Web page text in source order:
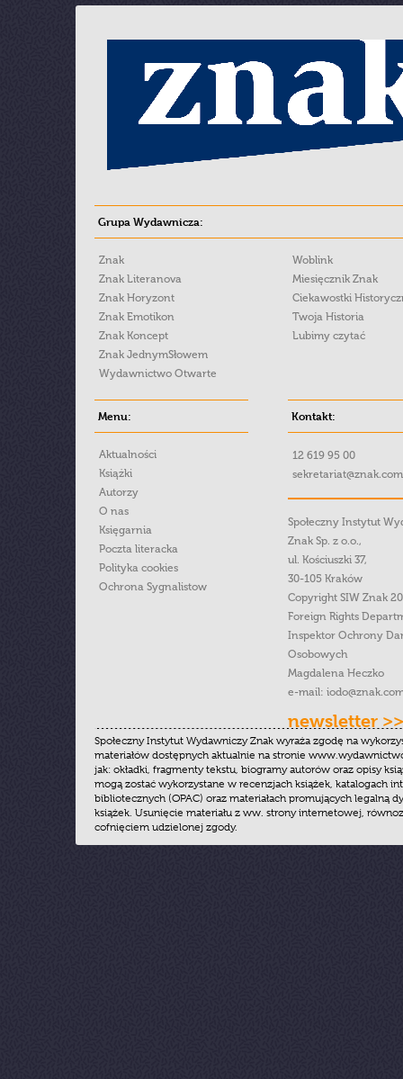
Grupa Wydawnicza:
Znak
Znak Literanova
Znak Horyzont
Znak Emotikon
Znak Koncept
Znak JednymSłowem
Wydawnictwo Otwarte
Woblink
Miesięcznik Znak
Ciekawostki
Twoja Historia
Lubimy czytać
Menu:
Aktualności
Książki
Autorzy
O nas
Księgarnia
Poczta literacka
Polityka cookies
Ochrona Sygnalistow
Kontakt:
12 619 95 00
Społeczny Instytut
Znak Sp. z o.o.,
ul. Kościuszki 37,
30-105 Kraków
Copyright SIW Znak
Foreign Rights
Inspektor Ochrony
Osobowych
Magdalena Heczko
e-mail:
newsletter >>
Społeczny Instytut Wydawniczy Znak wyraża zgodę na
materiałów dostępnych aktualnie na stronie
jak: okładki, fragmenty tekstu, biogramy autorów oraz opisy
mogą zostać wykorzystane w recenzjach książek, katalogach
bibliotecznych (OPAC) oraz materiałach promujących legalną
książek. Usunięcie materiału z ww. strony internetowej,
cofnięciem udzielonej zgody.